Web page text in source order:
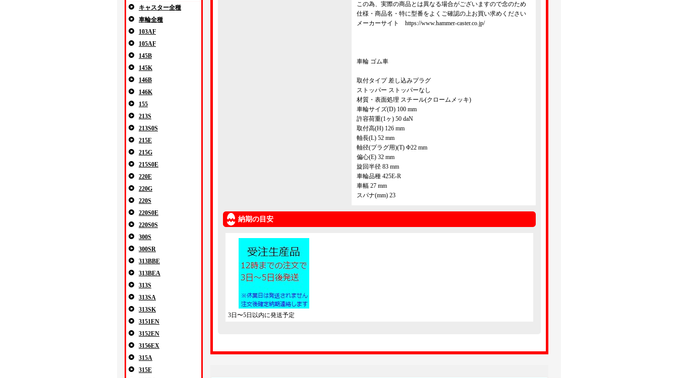
キャスター全種
車輪全種
103AF
105AF
145B
145K
146B
146K
155
213S
213S0S
215E
215G
215S0E
220E
220G
220S
220S0E
220S0S
300S
300SR
313BBE
313BEA
313S
313SA
313SK
3151EN
3152EN
3156EX
315A
315E
この為、実際の商品とは異なる場合がございますので念のため
仕様・商品名・特に型番をよくご確認の上お買い求めください
メーカーサイト https://www.hammer-caster.co.jp/
車輪 ゴム車
取付タイプ 差し込みプラグ
ストッパー ストッパーなし
材質・表面処理 スチール(クロームメッキ)
車輪サイズ(D) 100 mm
許容荷重(1ヶ) 50 daN
取付高(H) 126 mm
軸長(L) 52 mm
軸径(プラグ用)(T) Φ22 mm
偏心(E) 32 mm
旋回半径 83 mm
車輪品種 425E-R
車幅 27 mm
スパナ(mm) 23
納期の目安
3日〜5日以内に発送予定